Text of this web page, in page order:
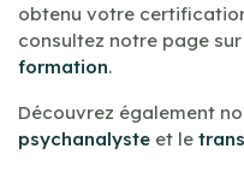
obtenu votre
consultez notre page
formation.
Découvrez également
psychanalyste et le